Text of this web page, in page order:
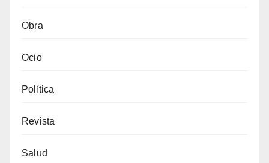
Obra
Ocio
Política
Revista
Salud